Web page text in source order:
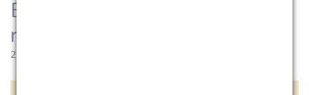
Eletrônica e Computação
realiza aula inaugural
25.07.2014 | 18:51